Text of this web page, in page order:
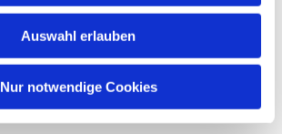
Auswahl erlauben
Nur notwendige Cookies